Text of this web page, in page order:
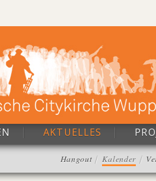
AKTUELLES
Hangout Kalender